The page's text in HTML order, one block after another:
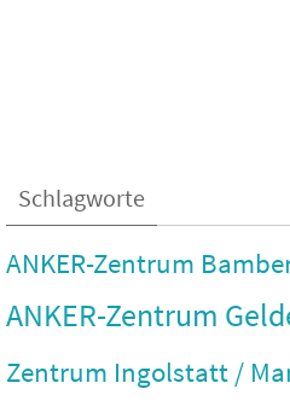
Schlagworte
ANKER-Zentrum
ANKER-Zentrum
Zentrum Ingolstatt /